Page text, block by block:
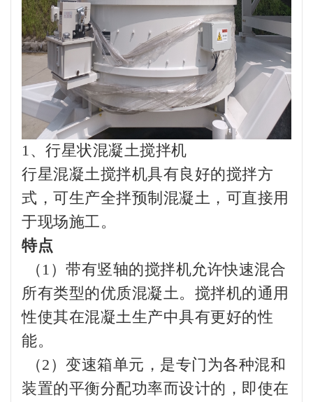
1、行星状混凝土搅拌机
行星混凝土搅拌机具有良好的搅拌方
式，可生产全拌预制混凝土，可直接用
于现场施工。
特点
（1）带有竖轴的搅拌机允许快速混合
所有类型的优质混凝土。搅拌机的通用
性使其在混凝土生产中具有更好的性
能。
（2）变速箱单元，是专门为各种混和
装置的平衡分配功率而设计的，即使在